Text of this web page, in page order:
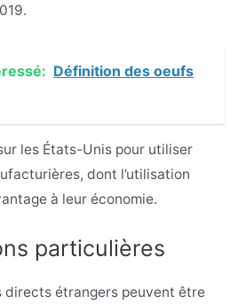
Définition des oeufs
les États-Unis pour utiliser
dont l’utilisation
à leur économie.
particulières
directs étrangers peuvent être